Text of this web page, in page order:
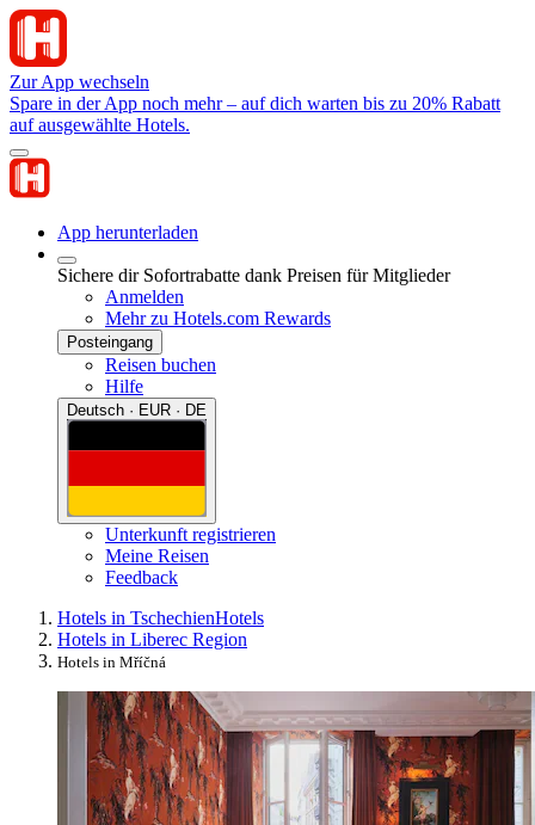
Zur App wechseln
Spare in der App noch mehr – auf dich warten bis zu 20% Rabatt
auf ausgewählte Hotels.
App herunterladen
Sichere dir Sofortrabatte dank Preisen für Mitglieder
Anmelden
Mehr zu Hotels.com Rewards
Posteingang
Reisen buchen
Hilfe
Deutsch · EUR · DE
Unterkunft registrieren
Meine Reisen
Feedback
Hotels in TschechienHotels
Hotels in Liberec Region
Hotels in Mříčná